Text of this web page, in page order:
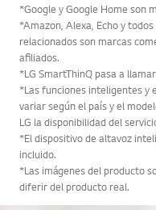
*Google y Google Home son
*Amazon, Alexa, Echo y
relacionados son marcas
afiliados.
*LG SmartThinQ pasa a
*Las funciones inteligentes y
variar según el país y el
LG la disponibilidad del
*El dispositivo de altavoz
incluido.
*Las imágenes del producto
diferir del producto real.